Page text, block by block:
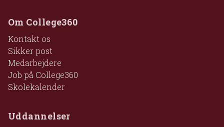
Om College360
Kontakt os
Sikker post
Medarbejdere
Job på College360
Skolekalender
Uddannelser